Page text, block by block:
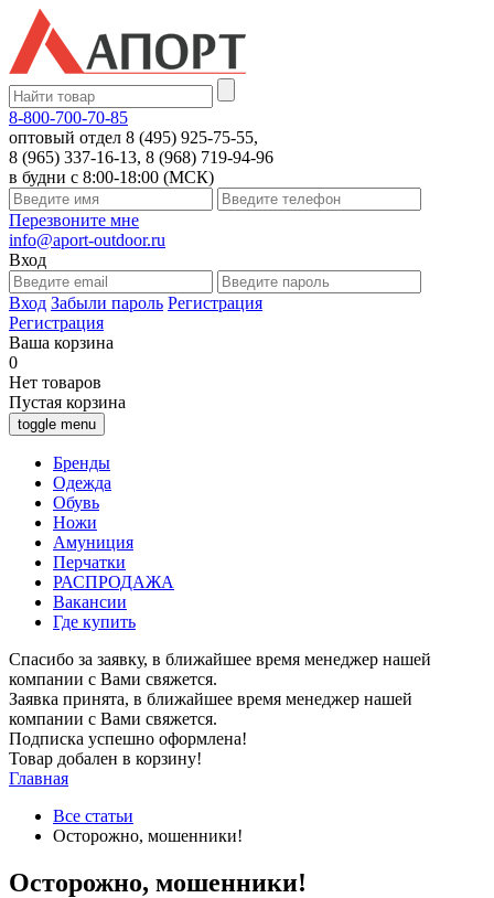
8-800-700-70-85
оптовый отдел 8 (495) 925-75-55,
8 (965) 337-16-13, 8 (968) 719-94-96
в будни с 8:00-18:00 (МСК)
Перезвоните мне
info@aport-outdoor.ru
Вход
Вход Забыли пароль Регистрация
Регистрация
Ваша корзина
0
Нет товаров
Пустая корзина
toggle menu
Бренды
Одежда
Обувь
Ножи
Амуниция
Перчатки
РАСПРОДАЖА
Вакансии
Где купить
Спасибо за заявку, в ближайшее время менеджер нашей
компании с Вами свяжется.
Заявка принята, в ближайшее время менеджер нашей
компании с Вами свяжется.
Подписка успешно оформлена!
Товар добален в корзину!
Главная
Все статьи
Осторожно, мошенники!
Осторожно, мошенники!